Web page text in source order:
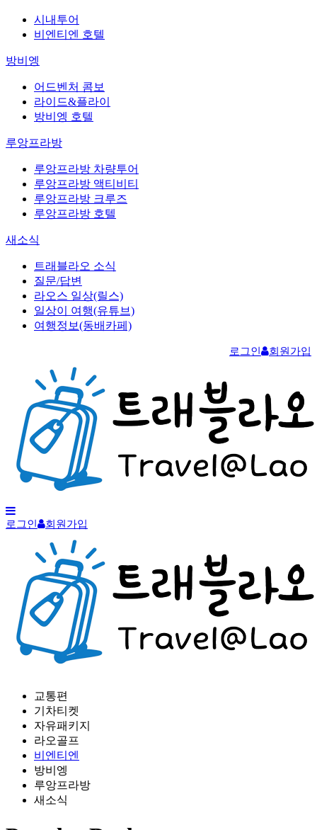
시내투어
비엔티엔 호텔
방비엥
어드벤처 콤보
라이드&플라이
방비엥 호텔
루앙프라방
루앙프라방 차량투어
루앙프라방 액티비티
루앙프라방 크루즈
루앙프라방 호텔
새소식
트래블라오 소식
질문/답변
라오스 일상(릴스)
일상이 여행(유튜브)
여행정보(동배카페)
로그인 회원가입
로그인 회원가입
교통편
기차티켓
자유패키지
라오골프
비엔티엔
방비엥
루앙프라방
새소식